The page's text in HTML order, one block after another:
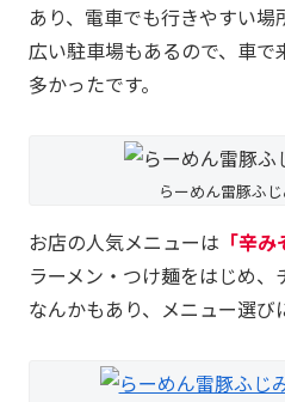
あり、電車でも行きやすい場
広い駐車場もあるので、車
多かったです。
らーめん雷豚ふ
お店の人気メニューは 「辛
ラーメン・つけ麺をはじめ
なんかもあり、メニュー選び